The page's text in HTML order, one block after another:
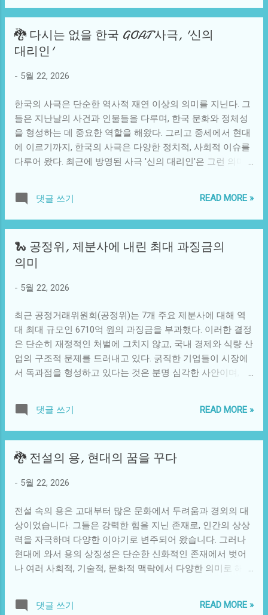
단순히 이런 인기작의 매력에서 시작된 것이 아니다. 여러 문
운 비즈니스 모델을 생성하게 된다. 더욱이 이러한 전시회는
타깃 오디언스인 청소년 및 젊은 성인들에게 강한 영향을 미
장이라는 주제에 감정적으로 연결된다.게이머와 정보통신 분
술을 통해 느끼는 변화와 그 과정에서 나타날 수 있는 가능성
치 못한 곳에서 시작된다. 예를 들어, 화가들이 작품을 만들
때 자신의 감정을 풀어내는 과정을 통해, 스트레스 수치가 현
예술이 가지는 힘을 잘 보여준다. 요즘은 음악, 미술, 문학 등
이러한 흐름은 단순한 트렌드를 넘어 많은 이들에게 긍정적
인 변화를 가져다주고 있다. 근본적인 원인을 살펴봤을 때, 공
황장애 환자들은 종종 감정의 격렬함이나 억압으로 인해 홀
로 고립되는 경우가 많다. 이러한 상태에서 공감의 감정을 주
는 예술은 이들에게 자신을 표현할 수 있는 완벽한 도구가 될
그들의 내면 세계를 바라볼 기회를 제공하므로, 고립에서 벗
어나 사회적 상호작용을 점차 회복할 수 있게 된다. 예술이 가
진 감정 치유의 힘은 다양한 문화에서 유사한 사례들을 통해
가 중요한 역할을 한 것은 그리 먼 이야기가 아니다. 현대에도
이러한 유산은 여전히 살아 숨쉬고 있다. 일본에서는 '미술관
술관을 방문해 예술 작품을 감상하면서 정서 치유를 경험하
는 모습을 보여준다. 이처럼 여러 나라에서 시도...
🐉 다시는 없을 한국 GOAT 사극, '신의
대리인'
- 5월 22, 2026
한국의 사극은 단순한 역사적 재연 이상의 의미를 지닌다. 그
들은 지난날의 사건과 인물들을 다루며, 한국 문화와 정체성
을 형성하는 데 중요한 역할을 해왔다. 그리고 중세에서 현대
에 이르기까지, 한국의 사극은 다양한 정치적, 사회적 이슈를
다루어 왔다. 최근에 방영된 사극 '신의 대리인'은 그런 의미
사를 받고 있다. 사극 ‘신의 대리인’은 우리가 알지 못했던 역
사적 사실들을 다루고 있다. 주인공은 한 신하로, 그의 운명은
순히 역사적 사실만을 재현하는 것이 아닌, 당시 사람들의 심
리, 복잡한 정치적 관계, 그리고 개인의 도덕적 갈등을 심도
입하게 하고, 현 시대와의 연결 고리를 느끼게 한다. 사회적
들은 드라마 속 인물들의 갈등과 도전에 공감하며, 자신의 현
실과 마주하고 있다. 특히 권력과 정의, 인간의 도리라는 주제
는 현대 사회에서도 여전히 유효한 문제다. 우리는 이 작품을
통해 과거의 역사적 사실뿐만 아니라, 현재 사회의 부조리에
대한 성찰까지도 경험하게 된다. 기술적으로도 이 드라마는
들은 마치 실제 역사 속으로 들어간 듯한 몰입감을 느낀다. 이
소 중 하나로, 이제는 단순한 갈등과 해소를 넘어 더 깊은 정
랫폼에서 수많은 팬을 확보한 것도 이런 기술의 발전 덕분이
다. ‘신의 대리인’의 매력은 단순히 역사적 사실을 나열하는
과가 얼마나 무겁고 복잡할 수 있는지를 지혜롭게 그려낸다.
...
댓글 쓰기 READ MORE »
🐍 공정위, 제분사에 내린 최대 과징금의
의미
- 5월 22, 2026
최근 공정거래위원회(공정위)는 7개 주요 제분사에 대해 역
대 최대 규모인 6710억 원의 과징금을 부과했다. 이러한 결정
은 단순히 재정적인 처벌에 그치지 않고, 국내 경제와 식량 산
업의 구조적 문제를 드러내고 있다. 굵직한 기업들이 시장에
서 독과점을 형성하고 있다는 것은 분명 심각한 사안이며, 이
쟁 저하로 이어질 수 있다. 제분 업계는 일반적으로 밀가루를
생산하는 기업으로, 이들이 가격을 담합하는 경우 소비자에
게 전가되는 비용은 상당하다. 밀가루는 다양한 식품의 기본
인상으로 이어진다. 따라서 이러한 결정은 단순한 기업 문제
되어야 한다. 이번 사건은 공정위의 단속 강화와 함께 기업에
으로 발전해 온 만큼, 이러한 대기업들이 시장에서의 지배력
을 남용하는 일은 없어야 한다. 사회적 강자의 위치에 있는 기
업들이 불공정한 거래 관행을 통해 이익을 챙기는 것이 공정
경쟁의 원칙에 어긋난다는 점은 분명하다. 공정위의 조치는
이러한 기업들의 불공정 거래를 견제하고, 시장의 건강성을
관점에서 볼 때 이러한 결정은 디지털 경제와도 연결된다. 오
댓글 쓰기 READ MORE »
🐉 전설의 용, 현대의 꿈을 꾸다
- 5월 22, 2026
전설 속의 용은 고대부터 많은 문화에서 두려움과 경외의 대
상이었습니다. 그들은 강력한 힘을 지닌 존재로, 인간의 상상
력을 자극하며 다양한 이야기로 변주되어 왔습니다. 그러나
현대에 와서 용의 상징성은 단순한 신화적인 존재에서 벗어
나 여러 사회적, 기술적, 문화적 맥락에서 다양한 의미로 해석
니다. 오늘날 우리는 각종 미디어에서 용의 이미지를 빈번히
댓글 쓰기 READ MORE »